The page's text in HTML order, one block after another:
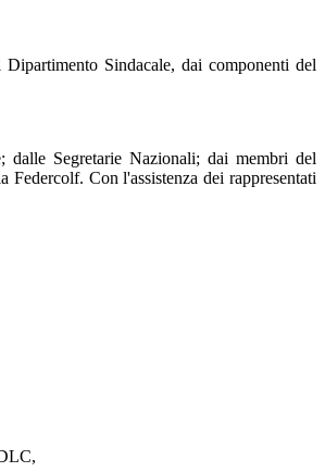
Sindacale, dai componenti del
Segretarie Nazionali; dai membri del
Con l'assistenza dei rappresentati